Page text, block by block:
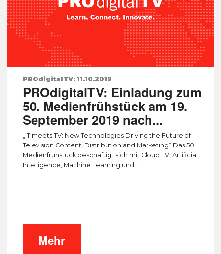
PROdigitalTV: 11.10.2019
PROdigitalTV: Einladung zum
50. Medienfrühstück am 19.
September 2019 nach...
„IT meets TV: New Technologies Driving the Future of
Television Content, Distribution and Marketing” Das 50.
Medienfrühstück beschäftigt sich mit Cloud TV, Artificial
Intelligence, Machine Learning und...
Mehr